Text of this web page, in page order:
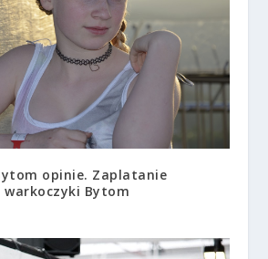
opinie. Zaplatanie
warkoczyki Bytom